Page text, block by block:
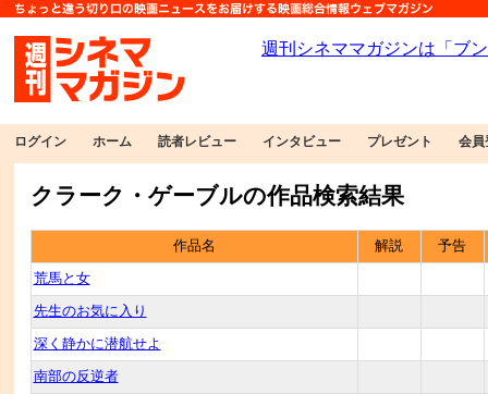
ログイン ホーム 読者レビュー インタビュー プレゼント 会員
クラーク・ゲーブルの作品検索結果
作品名 解説 予告
荒馬と女
先生のお気に入り
深く静かに潜航せよ
南部の反逆者